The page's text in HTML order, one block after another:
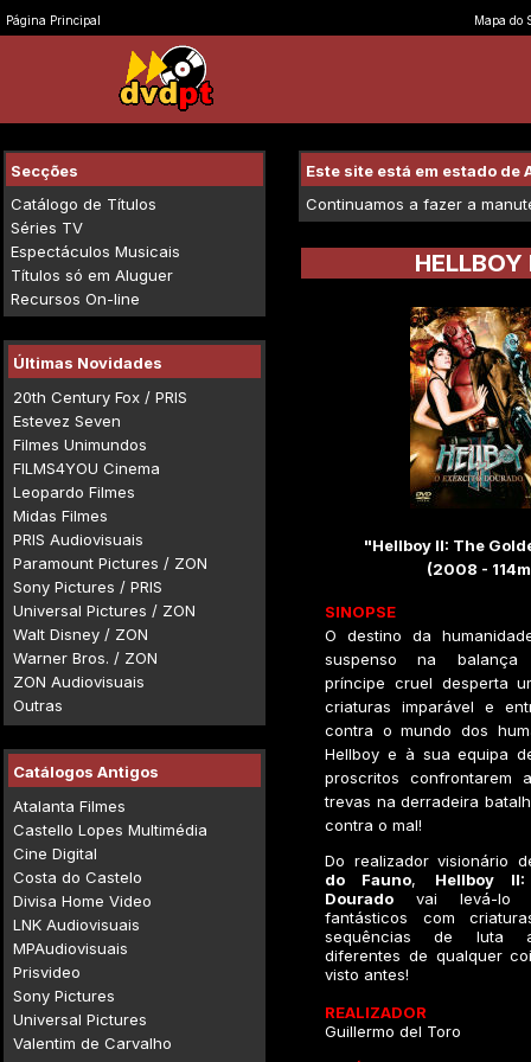
Página Principal Mapa do
Secções
Catálogo de Títulos
Séries TV
Espectáculos Musicais
Títulos só em Aluguer
Recursos On-line
Últimas Novidades
20th Century Fox / PRIS
Estevez Seven
Filmes Unimundos
FILMS4YOU Cinema
Leopardo Filmes
Midas Filmes
PRIS Audiovisuais
Paramount Pictures / ZON
Sony Pictures / PRIS
Universal Pictures / ZON
Walt Disney / ZON
Warner Bros. / ZON
ZON Audiovisuais
Outras
Catálogos Antigos
Atalanta Filmes
Castello Lopes Multimédia
Cine Digital
Costa do Castelo
Divisa Home Video
LNK Audiovisuais
MPAudiovisuais
Prisvideo
Sony Pictures
Universal Pictures
Valentim de Carvalho
Este site está em estado de
Continuamos a fazer a
"Hellboy II: The
(2008 -
SINOPSE
O destino da
suspenso na balança
príncipe cruel desperta
criaturas imparável e
contra o mundo dos
Hellboy e à sua equipa
proscritos confrontarem
trevas na derradeira
contra o mal!
Do realizador visionário
do Fauno, Hellboy
Dourado vai levá-lo
fantásticos com
sequências de luta
diferentes de qualquer
visto antes!
REALIZADOR
Guillermo del Toro